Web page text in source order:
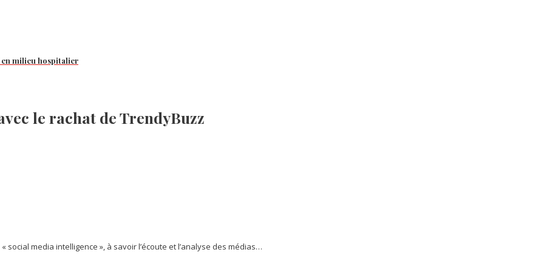
en milieu hospitalier
le rachat de TrendyBuzz
media intelligence », à savoir l’écoute et l’analyse des médias…